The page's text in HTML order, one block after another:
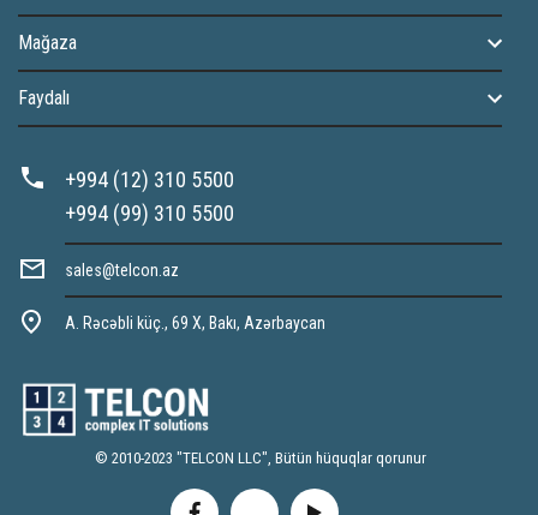
Mağaza
Faydalı
+994 (12) 310 5500
+994 (99) 310 5500
sales@telcon.az
A. Rəcəbli küç., 69 X, Bakı, Azərbaycan
© 2010-2023 "TELCON LLC", Bütün hüquqlar qorunur